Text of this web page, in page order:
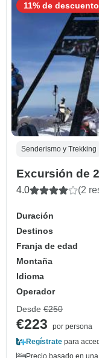
Senderismo y Trekking
Excursión de
4.0 (2
Duración
Destinos
Franja de edad
Montaña
Idioma
Operador
11% de descuento
Desde €250
€223
por persona
Regístrate para
Precio basado en